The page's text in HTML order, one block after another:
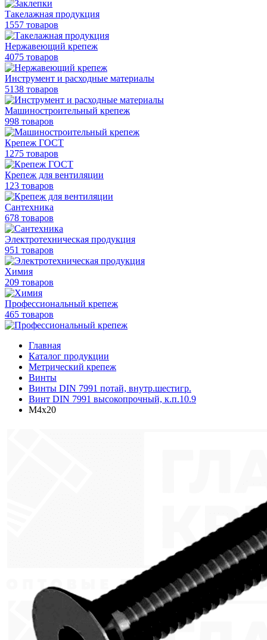
Такелажная продукция
1557 товаров
Нержавеющий крепеж
4075 товаров
Инструмент и расходные материалы
5138 товаров
Машиностроительный крепеж
998 товаров
Крепеж ГОСТ
1275 товаров
Крепеж для вентиляции
123 товаров
Сантехника
678 товаров
Электротехническая продукция
951 товаров
Химия
209 товаров
Профессиональный крепеж
465 товаров
Главная
Каталог продукции
Метрический крепеж
Винты
Винты DIN 7991 потай, внутр.шестигр.
Винт DIN 7991 высокопрочный, к.п.10.9
M4х20